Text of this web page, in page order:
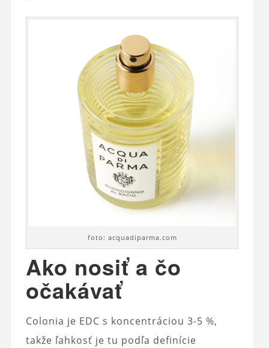
foto: acquadiparma.com
Ako nosiť a čo
očakávať
Colonia je EDC s koncentráciou 3-5 %,
takže ľahkosť je tu podľa definície